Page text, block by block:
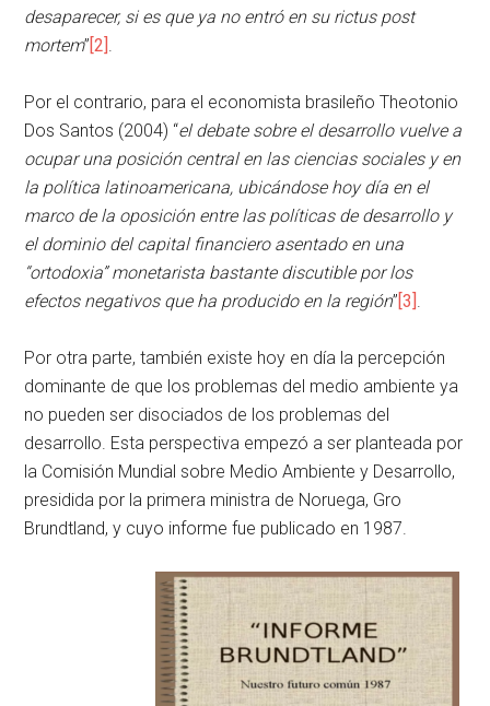
desaparecer, si es que ya no entró en su rictus post
mortem”[2]
Por el contrario, para el economista brasileño Theotonio
Dos Santos (2004) “el debate sobre el desarrollo vuelve a
ocupar una posición central en las ciencias sociales y en
la política latinoamericana, ubicándose hoy día en el
marco de la oposición entre las políticas de desarrollo y
el dominio del capital financiero asentado en una
“ortodoxia” monetarista bastante discutible por los
efectos negativos que ha producido en la región”[3]
Por otra parte, también existe hoy en día la percepción
dominante de que los problemas del medio ambiente ya
no pueden ser disociados de los problemas del
desarrollo. Esta perspectiva empezó a ser planteada por
la Comisión Mundial sobre Medio Ambiente y Desarrollo,
presidida por la primera ministra de Noruega, Gro
Brundtland, y cuyo informe fue publicado en 1987.